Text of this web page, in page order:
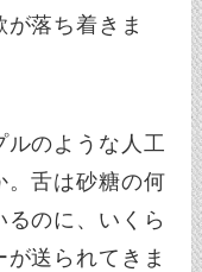
落ち着きま
ルのような人工
。舌は砂糖の何
のに、いくら
送られてきま